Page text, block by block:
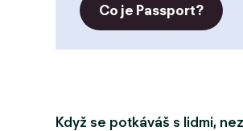
Co je Passport?
Když se potkáváš s lidmi,